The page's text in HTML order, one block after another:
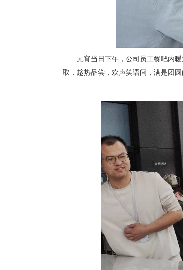
元宵当日下午，公司员工餐吧内
取，趁热品尝，欢声笑语间，满是团圆